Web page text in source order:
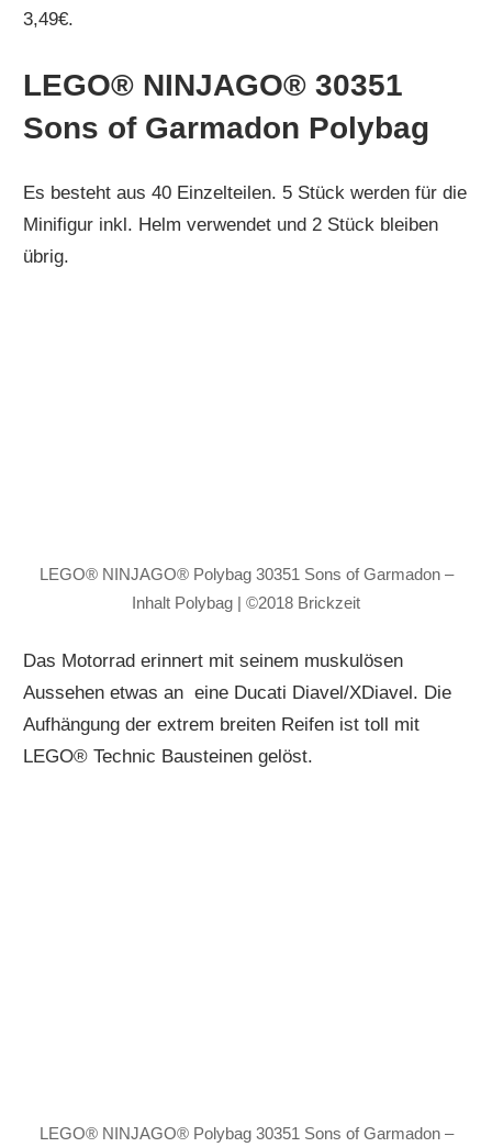
3,49€.
LEGO® NINJAGO®30351
Sons of Garmadon Polybag
Es besteht aus 40 Einzelteilen. 5 Stück werden für die
Minifigur inkl. Helm verwendet und 2 Stück bleiben
übrig.
LEGO® NINJAGO® Polybag 30351 Sons of Garmadon –
Inhalt Polybag | ©2018 Brickzeit
Das Motorrad erinnert mit seinem muskulösen
Aussehen etwas an eine Ducati Diavel/XDiavel. Die
Aufhängung der extrem breiten Reifen ist toll mit
LEGO® Technic Bausteinen gelöst.
LEGO® NINJAGO® Polybag 30351 Sons of Garmadon –